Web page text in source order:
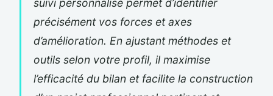
suivi personnalisé permet d’identifier
précisément vos forces et axes
d’amélioration. En ajustant méthodes et
outils selon votre profil, il maximise
l’efficacité du bilan et facilite la construction